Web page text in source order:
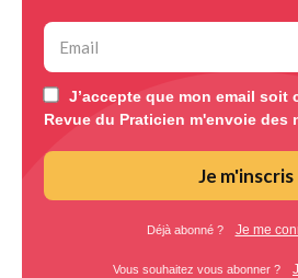
J’accepte que mon email soit
Revue du Praticien m'envoie des
Je m'inscris
Déjà abonné ? Je me
Vous souhaitez vous abonner ?